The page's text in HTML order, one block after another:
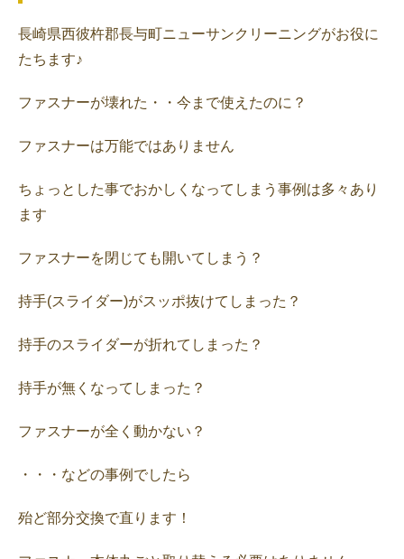
長崎県西彼杵郡長与町ニューサンクリーニングがお役に
たちます♪
ファスナーが壊れた・・今まで使えたのに？
ファスナーは万能ではありません
ちょっとした事でおかしくなってしまう事例は多々あり
ます
ファスナーを閉じても開いてしまう？
持手(スライダー)がスッポ抜けてしまった？
持手のスライダーが折れてしまった？
持手が無くなってしまった？
ファスナーが全く動かない？
・・・などの事例でしたら
殆ど部分交換で直ります！